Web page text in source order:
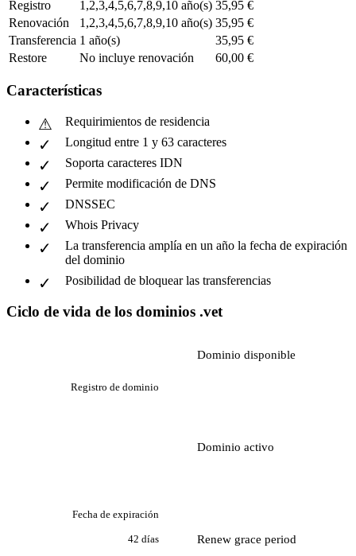
Registro 1,2,3,4,5,6,7,8,9,10 año(s) 35,95 €
Renovación
1,2,3,4,5,6,7,8,9,10 año(s) 35,95 €
Transferencia 1 año(s)
35,95 €
Restore
No incluye renovación 60,00 €
Características
Requirimientos de residencia
Longitud entre 1 y 63 caracteres
Soporta caracteres IDN
Permite modificación de DNS
DNSSEC
Whois Privacy
La transferencia amplía en un año la fecha de expiración
del dominio
Posibilidad de bloquear las transferencias
Ciclo de vida de los dominios .vet
Dominio disponible
Registro de dominio
Dominio activo
Fecha de expiración
42 días Renew grace period